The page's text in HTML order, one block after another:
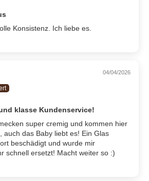
Konsistenz. Ich liebe es.
04/04/2026
klasse Kundenservice!
super cremig und kommen hier
auch das Baby liebt es! Ein Glas
beschädigt und wurde mir
schnell ersetzt! Macht weiter so :)